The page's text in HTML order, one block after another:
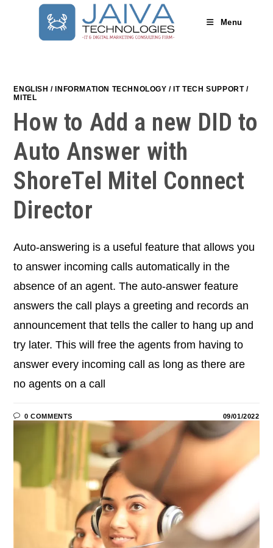
Menu
ENGLISH / INFORMATION TECHNOLOGY / IT TECH SUPPORT/
MITEL
How to Add a new DID to
Auto Answer with
ShoreTel Mitel Connect
Director
Auto-answering is a useful feature that allows you
to answer incoming calls automatically in the
absence of an agent. The auto-answer feature
answers the call plays a greeting and records an
announcement that tells the caller to hang up and
try later. This will free the agents from having to
answer every incoming call as long as there are
no agents on a call
0 COMMENTS 09/01/2022